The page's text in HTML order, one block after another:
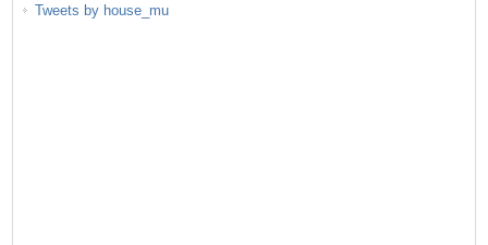
Tweets by house_mu